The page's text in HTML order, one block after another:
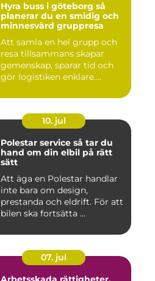
Hyra buss i göteborg så
planerar du en smidig och
minnesvärd gruppresa
Att samla en hel grupp och
resa tillsammans skapar
gemenskap, sparar tid och
gör logistiken enklare....
10. jul
Polestar service så tar du
hand om din elbil på rätt
sätt
Att äga en Polestar handlar
inte bara om design,
prestanda och eldrift. För att
bilen ska fortsätta ...
07. jul